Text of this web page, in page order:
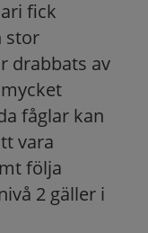
fick
stor
drabbats av
fåglar kan
vara
följa
2 gäller i